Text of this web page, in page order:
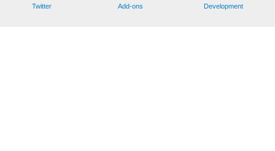
Twitter
Add-ons
Development